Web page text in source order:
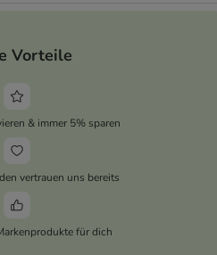
Vorteile
& immer 5% sparen
vertrauen uns bereits
für dich